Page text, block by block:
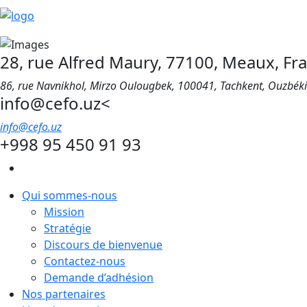
28, rue Alfred Maury, 77100, Meaux,
86, rue Navnikhol, Mirzo Oulougbek, 100041, Tachkent,
info@cefo.uz<
info@cefo.uz
+998 95 450 91 93
Qui sommes-nous
Mission
Stratégie
Discours de bienvenue
Contactez-nous
Demande d’adhésion
Nos partenaires